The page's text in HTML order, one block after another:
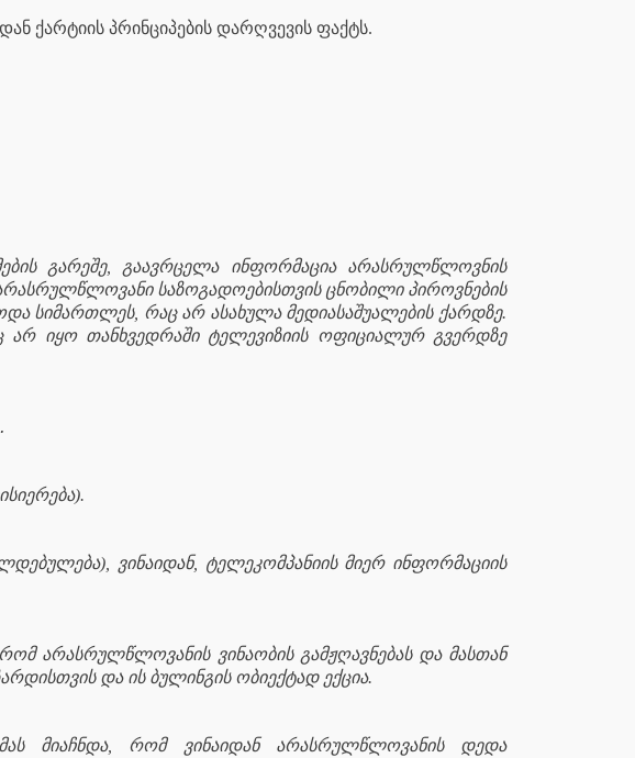
ქარტიის პრინციპების დარღვევის ფაქტს.
გარეშე, გაავრცელა ინფორმაცია არასრულწლოვნის
არასრულწლოვანი საზოგადოებისთვის ცნობილი პიროვნების
სიმართლეს, რაც არ ასახულა მედიასაშუალების ქარდზე.
არ იყო თანხვედრაში ტელევიზიის ოფიციალურ გვერდზე
.
ვინაიდან, ტელეკომპანიის მიერ ინფორმაციის
არასრულწლოვანის ვინაობის გამჟღავნებას და მასთან
და ის ბულინგის ობიექტად ექცია.
მიაჩნდა, რომ ვინაიდან არასრულწლოვანის დედა